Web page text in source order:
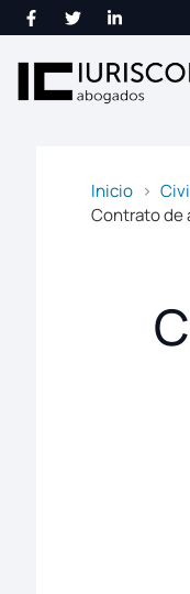
Inicio
Contrato de